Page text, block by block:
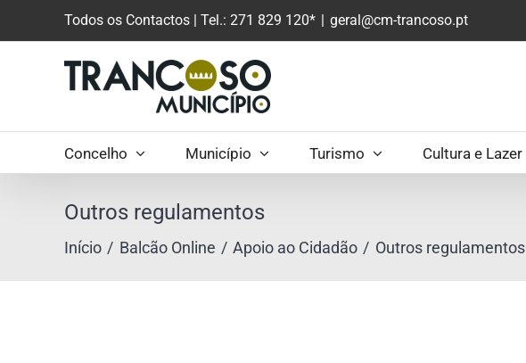
Todos os Contactos | Tel.: 271 829 120* | geral@cm-trancoso.pt
Concelho Município Turismo Cultura e Lazer
Outros regulamentos
Início Balcão Online Apoio ao Cidadão Outros regulamentos